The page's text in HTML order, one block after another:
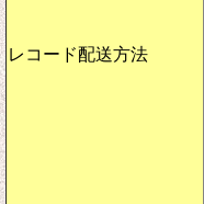
レコード配送方法